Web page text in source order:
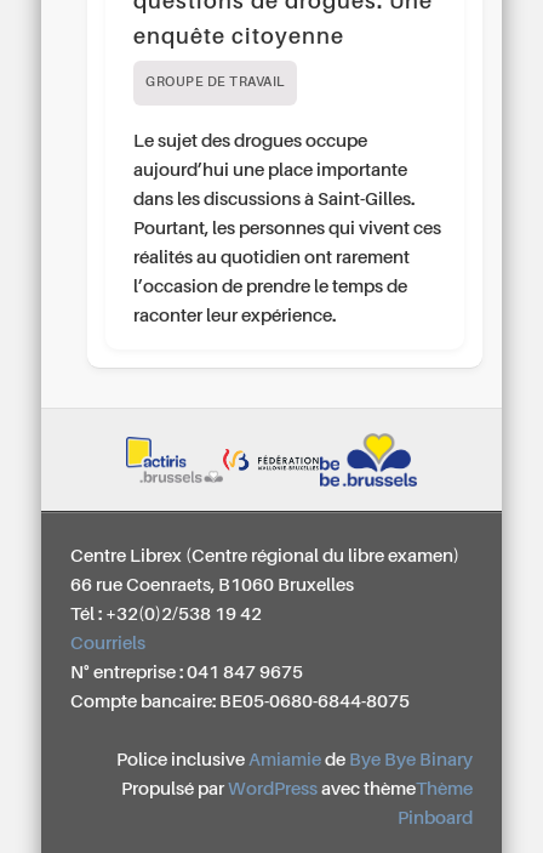
enquête citoyenne
GROUPE DE TRAVAIL
Le sujet des drogues occupe
aujourd’hui une place importante
dans les discussions à Saint-Gilles.
Pourtant, les personnes qui vivent ces
réalités au quotidien ont rarement
l’occasion de prendre le temps de
raconter leur expérience.
Centre Librex (Centre régional du libre examen)
66 rue Coenraets, B1060 Bruxelles
Tél : +32(0)2/538 19 42
Courriels
N° entreprise : 041 847 9675
Compte bancaire: BE05-0680-6844-8075
Police inclusive Amiamiede Bye Bye Binary
Propulsé par WordPressavec thèmeThème
Pinboard